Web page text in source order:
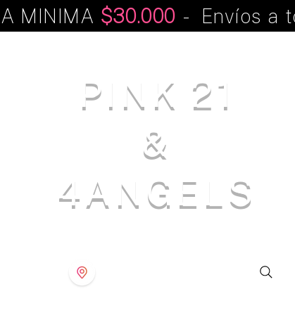
MINIMA $30.000 - Envíos a
PINK 21
&
4ANGELS